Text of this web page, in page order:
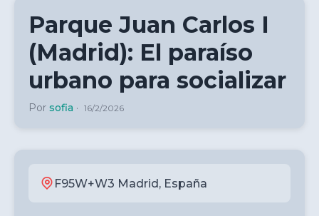
Parque Juan Carlos I
(Madrid): El paraíso
urbano para socializar
Por sofia · 16/2/2026
F95W+W3 Madrid, España